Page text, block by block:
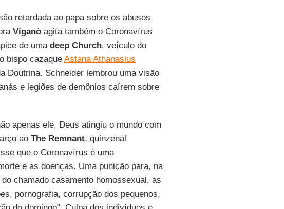
retardada ao papa sobre os abusos
Viganòagita também o Coronavírus
de uma deep Church, veículo do
bispo cazaque Astana Athanasius
Doutrina. Schneider lembrou uma visão
e legiões de demônios caírem sobre
apenas ele, Deus atingiu o mundo com
ao The Remnant, quinzenal
que o Coronavírus é uma
e as doenças. Uma punição para, na
chamado casamento homossexual, as
pornografia, corrupção dos pequenos,